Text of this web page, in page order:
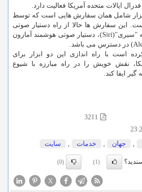
ایالات متحده آمریكا فعالیت دارد.
ابزار شامل همان سفارش هایی است كه توسط
اپل معروف به "سیری"(Siri)، دستیار صوتی هوشمند آمازون
است با راه اندازی این دو ابزار برای
نقش خویش را در راه مبارزه با شیوع
ایفا كند.
3211
, جهان , خدمات , سایت
(1)
(0)
X